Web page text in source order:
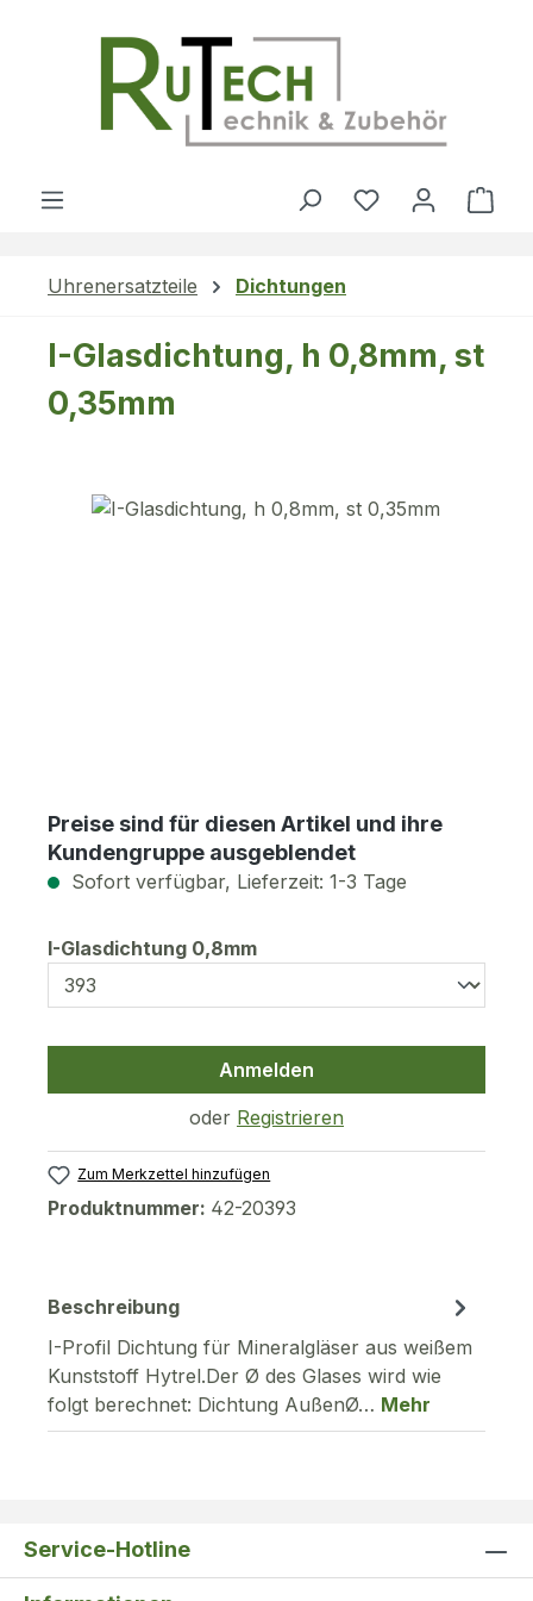
Du hast 0
Uhrenersatzteile Dichtungen
I-Glasdichtung, h 0,8mm, st
0,35mm
Bildergalerie überspringen
Preise sind für diesen Artikel und ihre
Kundengruppe ausgeblendet
Sofort verfügbar, Lieferzeit: 1-3 Tage
I-Glasdichtung 0,8mmauswählen
Anmelden
oder Registrieren
Zum Merkzettel hinzufügen
Produktnummer: 42-20393
Beschreibung
I-Profil Dichtung für Mineralgläser aus weißem
Kunststoff Hytrel.Der Ø des Glases wird wie
folgt berechnet: Dichtung AußenØ… Mehr
Service-Hotline